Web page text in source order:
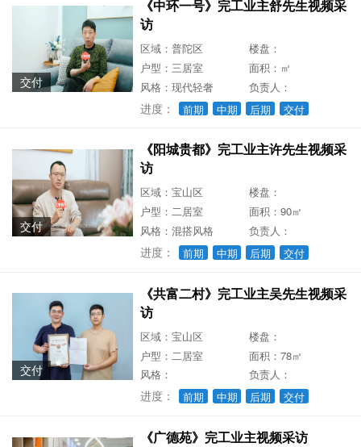
交付
《中环一号》完工业主舒先生视频采
访
区域：普陀区
楼盘：
户型：三居室
面积：㎡
风格：现代轻奢
负责人：
进度： 前期 中期 后期 交付
交付
《阳城贵都》完工业主许先生视频采
访
区域：宝山区
楼盘：
户型：二居室
面积：90㎡
风格：混搭风格
负责人：
进度： 前期 中期 后期 交付
交付
《共富二村》完工业主吴先生视频采
访
区域：宝山区
楼盘：
户型：二居室
面积：78㎡
风格：
负责人：
进度： 前期 中期 后期 交付
《广德苑》完工业主视频采访